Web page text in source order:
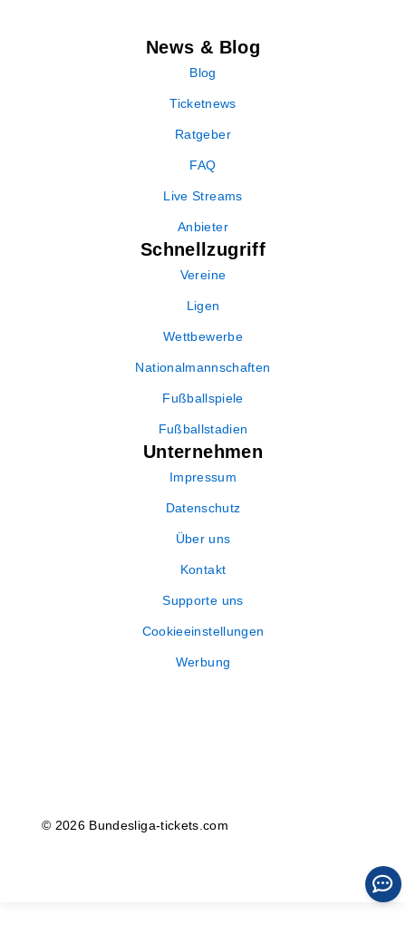
News & Blog
Blog
Ticketnews
Ratgeber
FAQ
Live Streams
Anbieter
Schnellzugriff
Vereine
Ligen
Wettbewerbe
Nationalmannschaften
Fußballspiele
Fußballstadien
Unternehmen
Impressum
Datenschutz
Über uns
Kontakt
Supporte uns
Cookieeinstellungen
Werbung
© 2026 Bundesliga-tickets.com